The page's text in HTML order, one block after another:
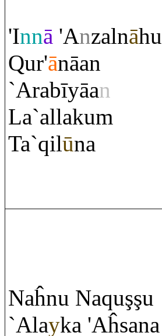
'Innā 'Anzalnāhu
Qur'ānāan
`Arabīyāan
La`allakum
Ta`qilūna
Naĥnu Naquşşu
`Alayka 'Aĥsana